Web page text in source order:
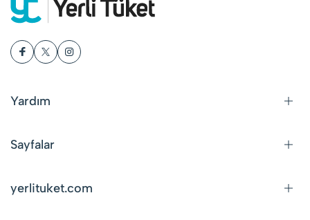
Yardım
Sayfalar
yerlituket.com